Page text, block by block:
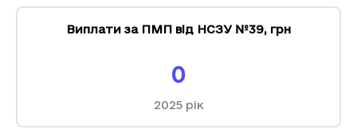
Виплати за ПМП від НСЗУ №39, грн
0
2025рік